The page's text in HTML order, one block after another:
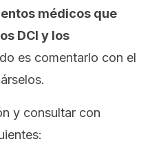
médicos que
DCI y los
es comentarlo con el
y consultar con